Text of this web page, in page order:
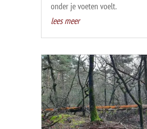
onder je voeten voelt.
lees meer